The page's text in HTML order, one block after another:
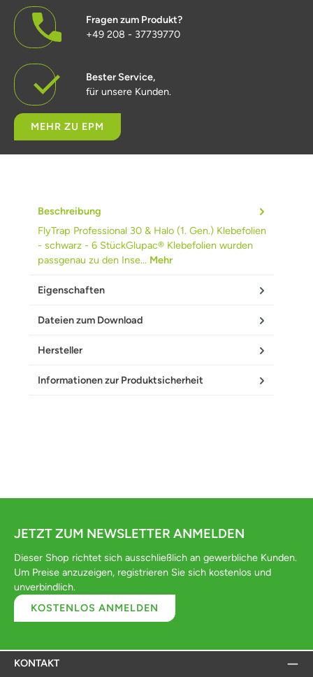
Fragen zum Produkt?
+49 208 - 37739770
Bester Service,
für unsere Kunden.
MEHR ZU EPM
Beschreibung
FlyTrap Professional 30 & Halo (1. Gen.) Klebefolien
- schwarz - 6 StückGlupac® Klebefolien wurden
passgenau zu den Inse… Mehr
Eigenschaften
Dateien zum Download
Hersteller
Informationen zur Produktsicherheit
JETZT ZUM NEWSLETTER ANMELDEN
Dieser Shop richtet sich ausschließlich an gewerbliche Kunden.
Um Preise anzuzeigen, registrieren Sie sich kostenlos und
unverbindlich.
KOSTENLOS ANMELDEN
KONTAKT